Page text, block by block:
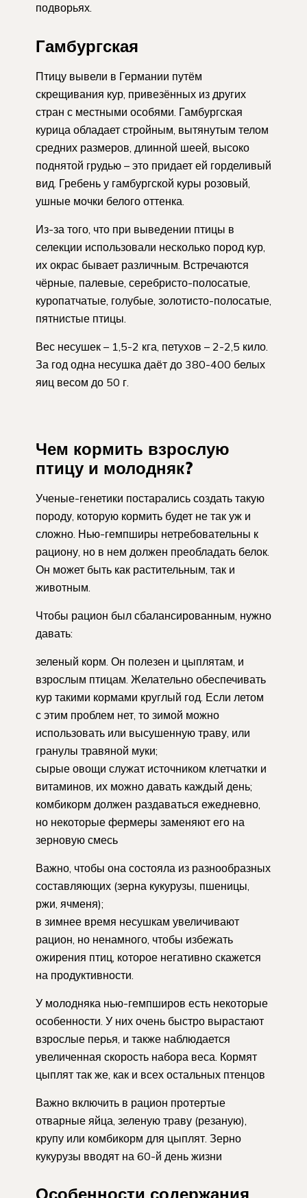
подворьях.
Гамбургская
Птицу вывели в Германии путём
скрещивания кур, привезённых из других
стран с местными особями. Гамбургская
курица обладает стройным, вытянутым телом
средних размеров, длинной шеей, высоко
поднятой грудью – это придает ей горделивый
вид. Гребень у гамбургской куры розовый,
ушные мочки белого оттенка.
Из-за того, что при выведении птицы в
селекции использовали несколько пород кур,
их окрас бывает различным. Встречаются
чёрные, палевые, серебристо-полосатые,
куропатчатые, голубые, золотисто-полосатые,
пятнистые птицы.
Вес несушек – 1,5-2 кга, петухов – 2-2,5 кило.
За год одна несушка даёт до 380-400 белых
яиц весом до 50 г.
Чем кормить взрослую
птицу и молодняк?
Ученые-генетики постарались создать такую
породу, которую кормить будет не так уж и
сложно. Нью-гемпширы нетребовательны к
рациону, но в нем должен преобладать белок.
Он может быть как растительным, так и
животным.
Чтобы рацион был сбалансированным, нужно
давать:
зеленый корм. Он полезен и цыплятам, и
взрослым птицам. Желательно обеспечивать
кур такими кормами круглый год. Если летом
с этим проблем нет, то зимой можно
использовать или высушенную траву, или
гранулы травяной муки;
сырые овощи служат источником клетчатки и
витаминов, их можно давать каждый день;
комбикорм должен раздаваться ежедневно,
но некоторые фермеры заменяют его на
зерновую смесь
Важно, чтобы она состояла из разнообразных
составляющих (зерна кукурузы, пшеницы,
ржи, ячменя);
в зимнее время несушкам увеличивают
рацион, но ненамного, чтобы избежать
ожирения птиц, которое негативно скажется
на продуктивности.
У молодняка нью-гемпширов есть некоторые
особенности. У них очень быстро вырастают
взрослые перья, и также наблюдается
увеличенная скорость набора веса. Кормят
цыплят так же, как и всех остальных птенцов
Важно включить в рацион протертые
отварные яйца, зеленую траву (резаную),
крупу или комбикорм для цыплят. Зерно
кукурузы вводят на 60-й день жизни